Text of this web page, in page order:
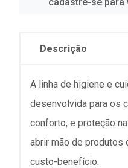
Descrição
A linha de higiene e
desenvolvida para os
conforto, e proteção
abrir mão de produtos
custo-benefício.